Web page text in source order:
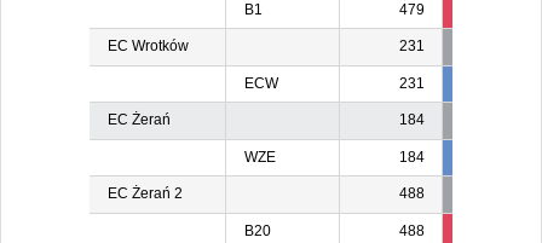
B1 479
EC Wrotków 231
ECW 231
EC Żerań 184
WZE 184
EC Żerań 2 488
B20 488